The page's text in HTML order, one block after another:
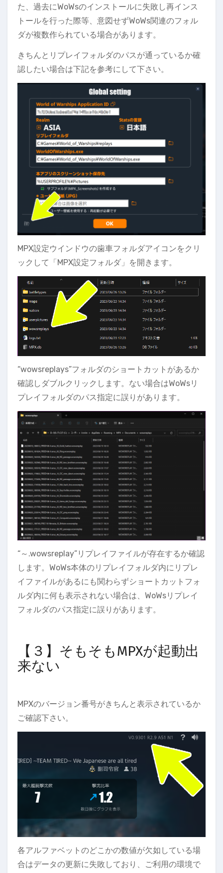
た、過去にWoWsのインストールに失敗し再インス
トールを行った際等、意図せずWoWs関連のフォル
ダが複数作られている場合があります。
きちんとリプレイフォルダのパスが通っているか確
認したい場合は下記を参考にして下さい。
MPX設定ウインドウの歯車フォルダアイコンをクリ
ックして「MPX設定フォルダ」を開きます。
“wowsreplays”フォルダのショートカットがあるか
確認しダブルクリックします。ない場合はWoWsリ
プレイフォルダのパス指定に誤りがあります。
“～.wowsreplay”リプレイファイルが存在するか確認
します。WoWs本体のリプレイフォルダ内にリプレ
イファイルがあるにも関わらずショートカットフォ
ルダ内に何も表示されない場合は、WoWsリプレイ
フォルダのパス指定に誤りがあります。
【３】そもそもMPXが起動出
来ない
MPXのバージョン番号がきちんと表示されているか
ご確認下さい。
各アルファベットのどこかの数値が欠如している場
合はデータの更新に失敗しており、ご利用の環境で